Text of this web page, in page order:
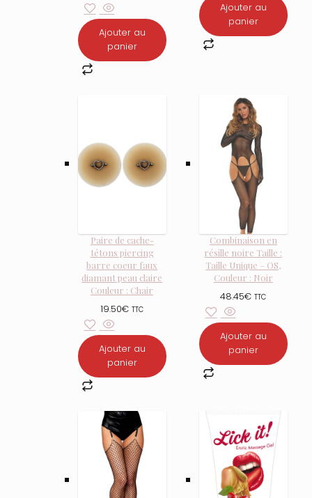
Ajouter au
panier
Ajouter au
panier
Paire de cache-
tétons piercing
barre coeur faux
diamant peau claire
Couleur : Chair
19.50€ TTC
Ajouter au
panier
Combinaison en
résille noire Taille :
Taille Unique – OS,
Couleur : Noir
48.45€ TTC
Ajouter au
panier